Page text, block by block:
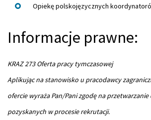
Opiekę polskojęzycznych
Informacje prawne:
KRAZ 273 Oferta pracy tymczasowej
Aplikując na stanowisko u pracodawcy
ofercie wyraża Pan/Pani zgodę na
pozyskanych w procesie rekrutacji.